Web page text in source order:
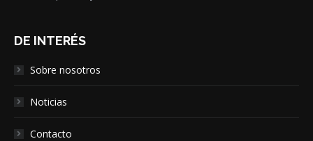
DE INTERÉS
Sobre nosotros
Noticias
Contacto